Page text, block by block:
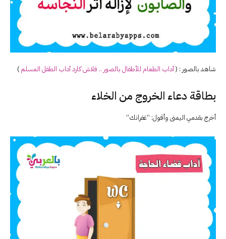
شاهد بالصور : (آداب الطعام للأطفال بالصور .. فلاش كارد آداب الطفل المسلم )
بطاقة دعاء الخروج من الخلاء
أخرج بقدمي اليمنى وأقول: “غفرانك”